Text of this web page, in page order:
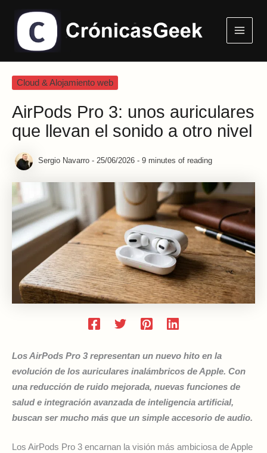
contenido
Menu
Cloud & Alojamiento web
AirPods Pro 3: unos auriculares
que llevan el sonido a otro nivel
Sergio Navarro - 25/06/2026 - 9 minutes of reading
Los AirPods Pro 3 representan un nuevo hito en la
evolución de los auriculares inalámbricos de Apple. Con
una reducción de ruido mejorada, nuevas funciones de
salud e integración avanzada de inteligencia artificial,
buscan ser mucho más que un simple accesorio de audio.
Los AirPods Pro 3 encarnan la visión más ambiciosa de Apple